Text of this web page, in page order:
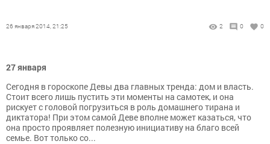
26 января 2014, 21:25 2 0 0
27 января
Сегодня в гороскопе Девы два главных тренда: дом и власть.
Стоит всего лишь пустить эти моменты на самотек, и она
рискует с головой погрузиться в роль домашнего тирана и
диктатора! При этом самой Деве вполне может казаться, что
она просто проявляет полезную инициативу на благо всей
семье. Вот только со...